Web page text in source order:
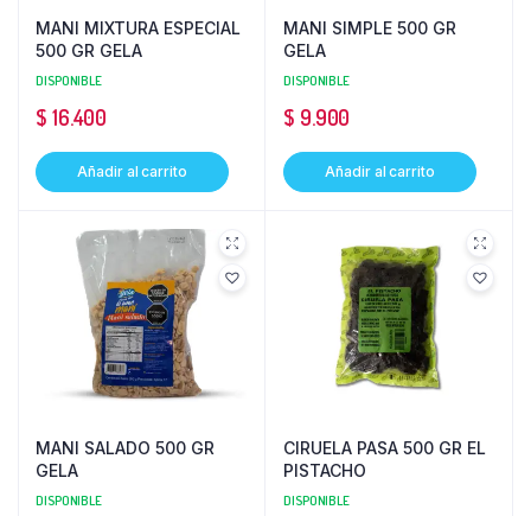
MANI MIXTURA ESPECIAL
500 GR GELA
DISPONIBLE
$ 16.400
Añadir al carrito
MANI SIMPLE 500 GR
GELA
DISPONIBLE
$ 9.900
Añadir al carrito
MANI SALADO 500 GR
GELA
DISPONIBLE
CIRUELA PASA 500 GR EL
PISTACHO
DISPONIBLE